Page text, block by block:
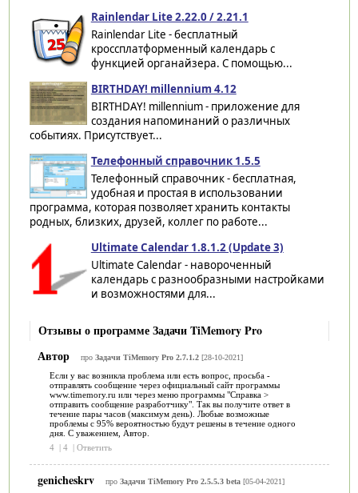
Rainlendar Lite 2.22.0 / 2.21.1
Rainlendar Lite - бесплатный
кроссплатформенный календарь с
функцией органайзера. С помощью...
BIRTHDAY! millennium 4.12
BIRTHDAY! millennium - приложение для
создания напоминаний о различных
событиях. Присутствует...
Телефонный справочник 1.5.5
Телефонный справочник - бесплатная,
удобная и простая в использовании
программа, которая позволяет хранить контакты
родных, близких, друзей, коллег по работе...
Ultimate Calendar 1.8.1.2 (Update 3)
Ultimate Calendar - навороченный
календарь с разнообразными настройками
и возможностями для...
Отзывы о программе Задачи TiMemory Pro
Автор
про Задачи TiMemory Pro 2.7.1.2[28-10-2021]
Если у вас возникла проблема или есть вопрос, просьба -
отправлять сообщение через официальный сайт программы
www.timemory.ru или через меню программы "Справка >
отправить сообщение разработчику". Так вы получите ответ в
течение пары часов (максимум день). Любые возможные
проблемы с 95% вероятностью будут решены в течение одного
дня. С уважением, Автор.
4 | 4 | Ответить
genicheskrv про Задачи TiMemory Pro 2.5.5.3 beta[05-04-2021]